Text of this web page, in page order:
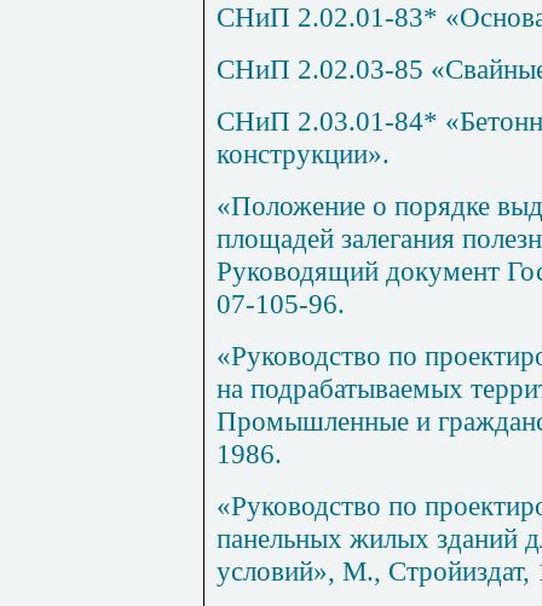
СНиП 2.02.01-83*
СНиП 2.02.03-85
СНиП 2.03.01-84*
конструкции».
«Положение о порядке
площадей залегания
Руководящий документ
07-105-96.
«Руководство по
на подрабатываемых
Промышленные и
1986.
«Руководство по
панельных жилых зданий
условий», М., Стройиздат,